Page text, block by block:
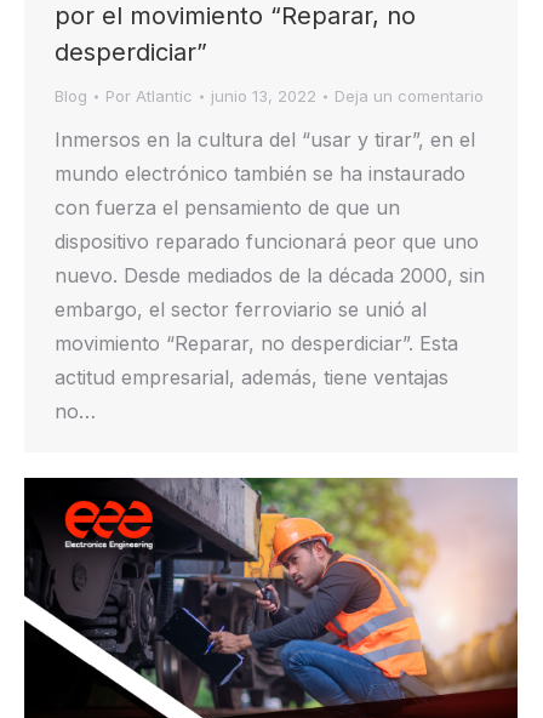
por el movimiento “Reparar, no
desperdiciar”
Blog Por Atlantic junio 13, 2022 Deja un comentario
Inmersos en la cultura del “usar y tirar”, en el
mundo electrónico también se ha instaurado
con fuerza el pensamiento de que un
dispositivo reparado funcionará peor que uno
nuevo. Desde mediados de la década 2000, sin
embargo, el sector ferroviario se unió al
movimiento “Reparar, no desperdiciar”. Esta
actitud empresarial, además, tiene ventajas
no…